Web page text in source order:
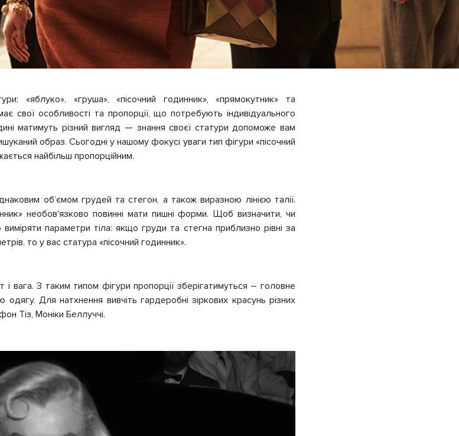
«яблуко», «груша», «пісочний годинник», «прямокутник» та
свої особливості та пропорції, що потребують індивідуального
матимуть різний вигляд — знання своєї статури допоможе вам
образ. Сьогодні у нашому фокусі уваги тип фігури «пісочний
найбільш пропорційним.
об’ємом грудей та стегон, а також виразною лінією талії.
необов'язково повинні мати пишні форми. Щоб визначити, чи
параметри тіла: якщо груди та стегна приблизно рівні за
то у вас статура «пісочний годинник».
і вага. З таким типом фігури пропорції зберігатимуться – головне
Для натхнення вивчіть гардеробні зіркових красунь різних
Тіз, Моніки Беллуччі.